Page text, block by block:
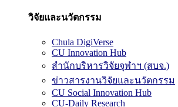
วิจัยและนวัตกรรม
Chula DigiVerse
CU Innovation Hub
สำนักบริหารวิจัยจุฬาฯ (สบจ.)
ข่าวสารงานวิจัยและนวัตกรรม
CU Social Innovation Hub
CU-Daily Research